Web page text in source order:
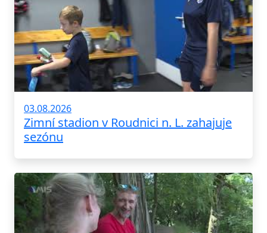
03.08.2026
Zimní stadion v Roudnici n. L. zahajuje
sezónu